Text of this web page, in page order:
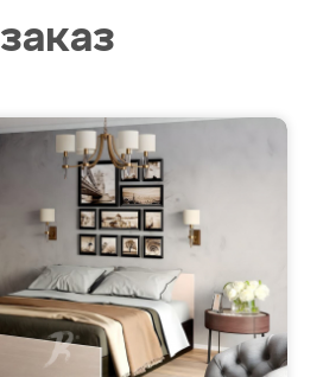
заказ